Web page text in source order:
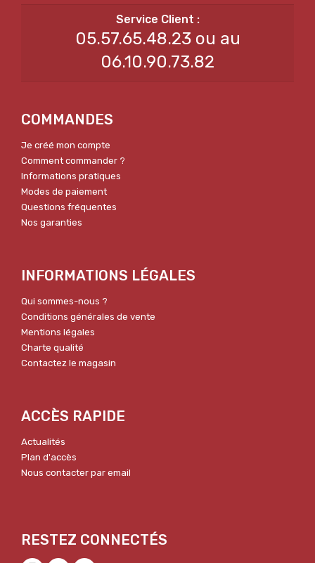
05.57.65.48.23 ou au
06.10.90.73.82
COMMANDES
Je créé mon compte
Comment commander ?
Informations pratiques
Modes de paiement
Questions fréquentes
Nos garanties
INFORMATIONS LÉGALES
Qui sommes-nous ?
Conditions générales de vente
Mentions légales
Charte qualité
Contactez le magasin
ACCÈS RAPIDE
Actualités
Plan d'accès
Nous contacter par email